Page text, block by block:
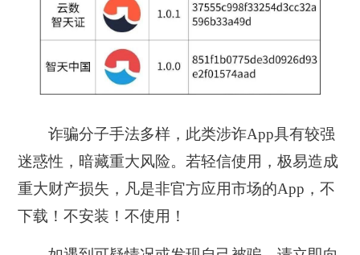
诈骗分子手法多样，此类涉诈App具有较强
迷惑性，暗藏重大风险。若轻信使用，极易造成
重大财产损失，凡是非官方应用市场的App，不
下载！不安装！不使用！